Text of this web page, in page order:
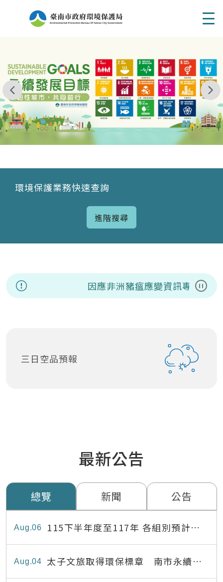
環境保護業務快速查詢
進階搜尋
暫停
因應非洲豬瘟應變資訊專區 8/7(
三日空品預報
最新公告
總覽 新聞 公告
06
Aug
115下半年度至117年 各組別預計出
缺員額表
04
Aug
太子文旅取得環保標章 南市永續旅
宿達22家